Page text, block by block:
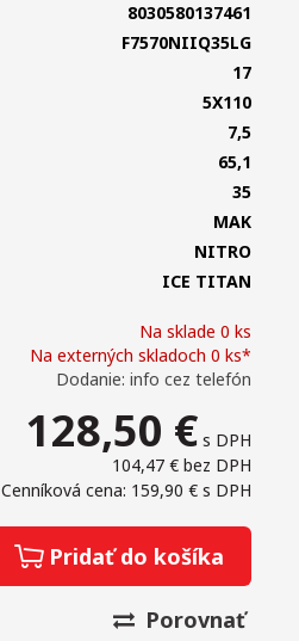
Na sklade 0 ks
Na externých skladoch 0 ks*
Dodanie: info cez telefón
128,50 € s DPH
104,47 € bez DPH
Cenníková cena: 159,90 € s DPH
Pridať do košíka
Porovnať
8030580137461
F7570NIIQ35LG
17
5X110
7,5
65,1
35
MAK
NITRO
ICE TITAN